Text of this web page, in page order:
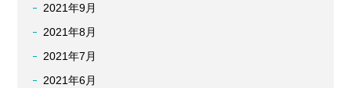
2021年9月
2021年8月
2021年7月
2021年6月